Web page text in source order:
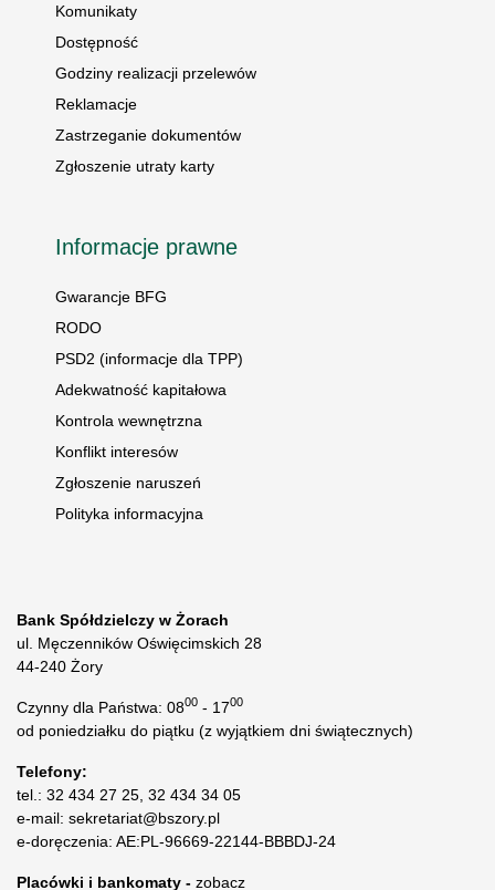
Komunikaty
Dostępność
Godziny realizacji przelewów
Reklamacje
Zastrzeganie dokumentów
Zgłoszenie utraty karty
Informacje prawne
Gwarancje BFG
RODO
PSD2 (informacje dla TPP)
Adekwatność kapitałowa
Kontrola wewnętrzna
Konflikt interesów
Zgłoszenie naruszeń
Polityka informacyjna
Bank Spółdzielczy w Żorach
ul. Męczenników Oświęcimskich 28
44-240 Żory
Czynny dla Państwa: 0800 - 1700
od poniedziałku do piątku (z wyjątkiem dni świątecznych)
Telefony:
tel.: 32 434 27 25, 32 434 34 05
e-mail: sekretariat@bszory.pl
e-doręczenia: AE:PL-96669-22144-BBBDJ-24
Placówki i bankomaty - zobacz